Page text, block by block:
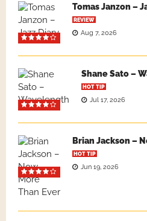
Tomas Janzon –
REVIEW
Aug 7, 2026
Shane Sato –
HOT TIP
Jul 17, 2026
Brian Jackson –
HOT TIP
Jun 19, 2026